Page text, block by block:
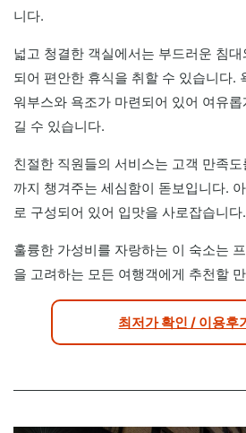
니다.
넓고 청결한 객실에서는 부드러운 침
되어 편안한 휴식을 취할 수 있습니다.
워부스와 욕조가 마련되어 있어 여유
길 수 있습니다.
친절한 직원들의 서비스는 고객 만족
까지 챙겨주는 세심함이 돋보입니다.
로 구성되어 있어 입맛을 사로잡습니다.
훌륭한 가성비를 자랑하는 이 숙소는
을 고려하는 모든 여행객에게 추천할
최저가 확인 / 이용후